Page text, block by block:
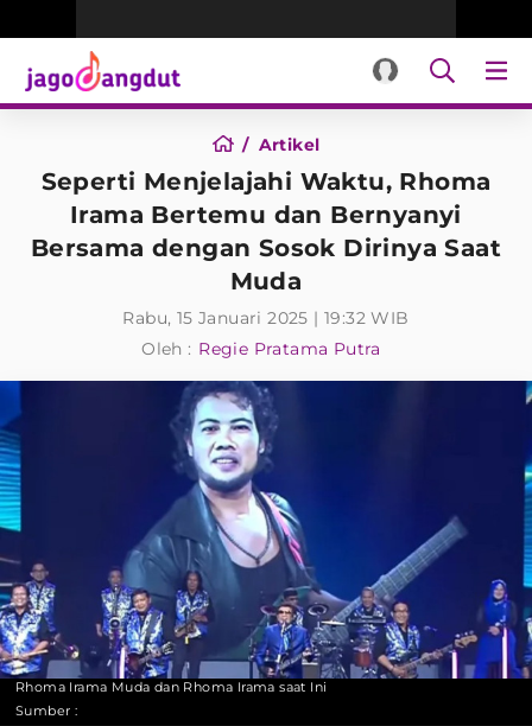
Artikel
Seperti Menjelajahi Waktu, Rhoma
Irama Bertemu dan Bernyanyi
Bersama dengan Sosok Dirinya Saat
Muda
Rabu, 15 Januari 2025 | 19:32 WIB
Oleh : Regie Pratama Putra
Rhoma Irama Muda dan Rhoma Irama saat Ini
Sumber :